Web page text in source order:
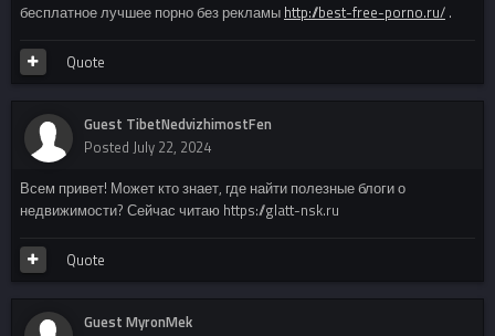
бесплатное лучшее порно без рекламы http://best-free-porno.ru/ .
Quote
Guest TibetNedvizhimostFen
Posted July 22, 2024
Всем привет! Может кто знает, где найти полезные блоги о
недвижимости? Сейчас читаю https://glatt-nsk.ru
Quote
Guest MyronMek